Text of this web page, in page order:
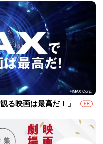
る映画は最高だ！」 PR